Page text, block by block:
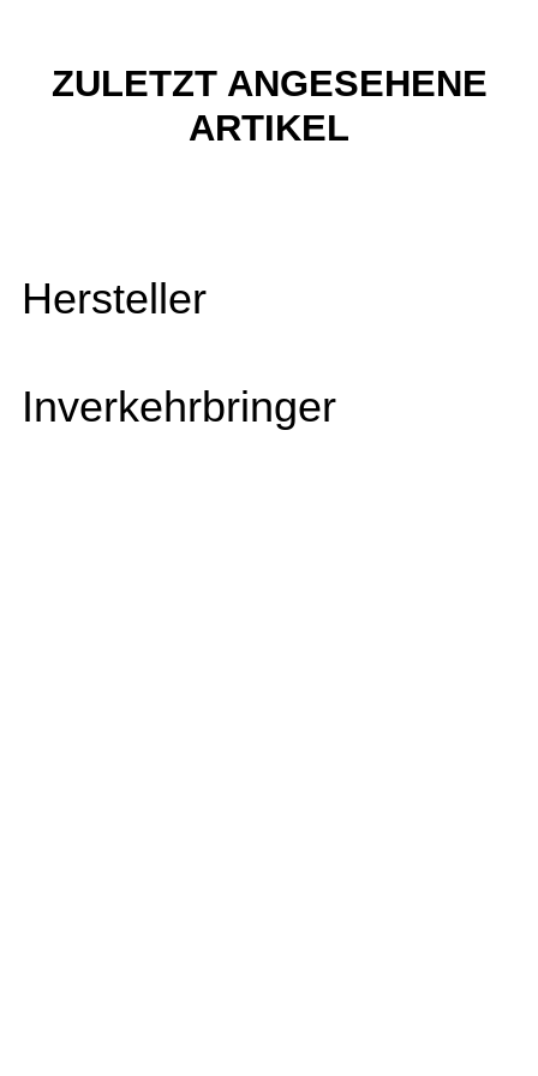
ZULETZT ANGESEHENE
ARTIKEL
Hersteller
Inverkehrbringer